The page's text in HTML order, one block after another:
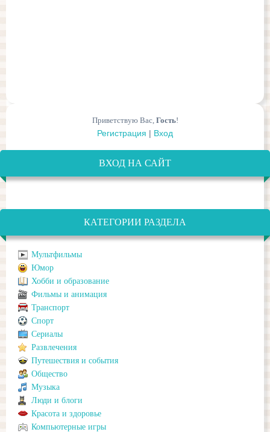
Приветствую Вас, Гость!
Регистрация | Вход
ВХОД НА САЙТ
КАТЕГОРИИ РАЗДЕЛА
Мультфильмы
Юмор
Хобби и образование
Фильмы и анимация
Транспорт
Спорт
Сериалы
Развлечения
Путешествия и события
Общество
Музыка
Люди и блоги
Красота и здоровье
Компьютерные игры